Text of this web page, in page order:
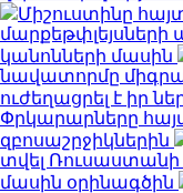
Միշուստինը
կանոնների մասին
նավատորմը
ուժեղացրել է իր
Փրկարարները
զբոսաշրջիկներին
տվել
մասին օրինագծին